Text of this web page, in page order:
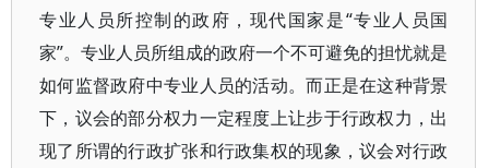
专业人员所控制的政府，现代国家是“专业人员国
家”。专业人员所组成的政府一个不可避免的担忧就是
如何监督政府中专业人员的活动。而正是在这种背景
下，议会的部分权力一定程度上让步于行政权力，出
现了所谓的行政扩张和行政集权的现象，议会对行政